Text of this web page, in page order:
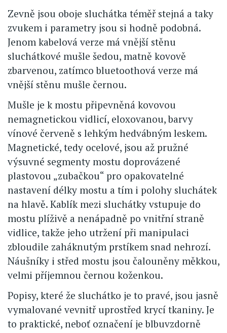
Zevně jsou oboje sluchátka téměř stejná a taky
zvukem i parametry jsou si hodně podobná.
Jenom kabelová verze má vnější stěnu
sluchátkové mušle šedou, matně kovově
zbarvenou, zatímco bluetoothová verze má
vnější stěnu mušle černou.
Mušle je k mostu připevněná kovovou
nemagnetickou vidlicí, eloxovanou, barvy
vínové červeně s lehkým hedvábným leskem.
Magnetické, tedy ocelové, jsou až pružné
výsuvné segmenty mostu doprovázené
plastovou „zubačkou“ pro opakovatelné
nastavení délky mostu a tím i polohy sluchátek
na hlavě. Kablík mezi sluchátky vstupuje do
mostu plíživě a nenápadně po vnitřní straně
vidlice, takže jeho utržení při manipulaci
zbloudile zaháknutým prstíkem snad nehrozí.
Náušníky i střed mostu jsou čalouněny měkkou,
velmi příjemnou černou koženkou.
Popisy, které že sluchátko je to pravé, jsou jasně
vymalované vevnitř uprostřed krycí tkaniny. Je
to praktické, neboť označení je blbuvzdorně